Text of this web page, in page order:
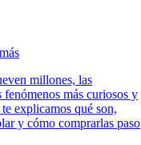
millones, las
más curiosos y
explicamos qué son,
y cómo comprarlas paso